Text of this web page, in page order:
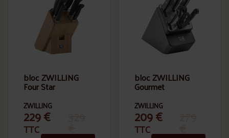
bloc ZWILLING
Four Star
ZWILLING
229€
TTC
bloc ZWILLING
Gourmet
ZWILLING
209€
TTC